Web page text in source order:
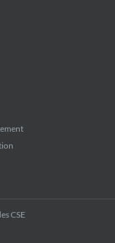
CSE